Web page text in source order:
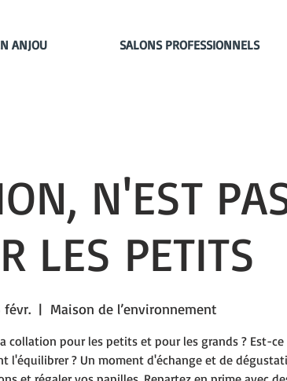
ANJOU SALONS PROFESSIONNELS
N'EST
LES PETITS
févr.
  |
Maison de l’environnement
collation pour les petits et pour les grands ? Est-ce
l'équilibrer ? Un moment d'échange et de